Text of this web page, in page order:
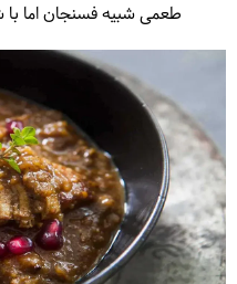
طعمی شبیه فسنجان اما